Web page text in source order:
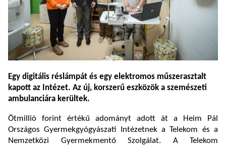
Egy digitális réslámpát és egy elektromos műszerasztalt
kapott az Intézet. Az új, korszerű eszközök a szemészeti
ambulanciára kerültek.
Ötmillió forint értékű adományt adott át a Heim Pál
Országos Gyermekgyógyászati Intézetnek a Telekom és a
Nemzetközi Gyermekmentő Szolgálat. A Telekom